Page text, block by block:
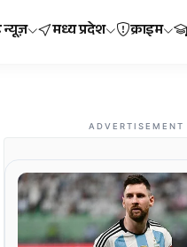
न्यूज़ मध्य प्रदेश क्राइम
ADVERTISEMENT